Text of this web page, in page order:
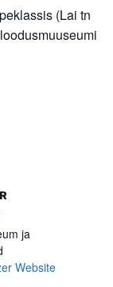
(Lai tn
ja
Website